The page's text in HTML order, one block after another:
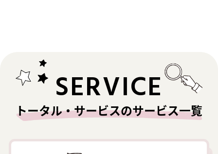
SERVICE
トータル・サービスのサービス一覧